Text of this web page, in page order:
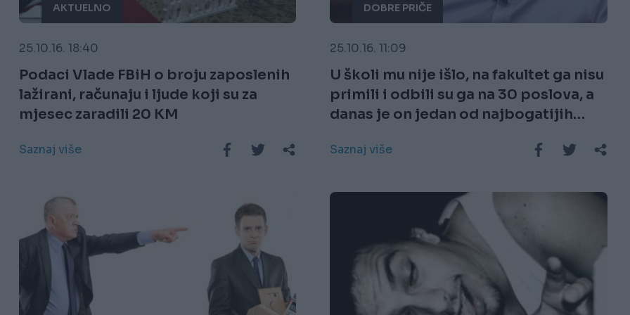
AKTUELNO
25.10.16. 18:40
Podaci Vlade FBiH o broju zaposlenih
lažirani, računaju i ljude koji su za
mjesec zaradili 20 KM
Saznaj više
DOBRE PRIČE
25.10.16. 11:09
U školi mu nije išlo, na fakultet ga nisu
primili i odbili su ga na 30 poslova, a
danas je on jedan od najbogatijih
Saznaj više